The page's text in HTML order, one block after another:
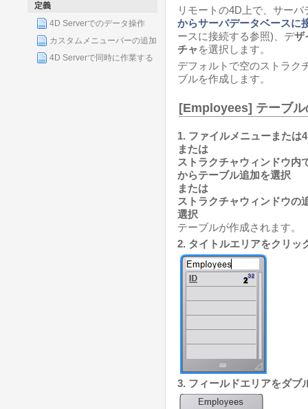
定義
4D Serverでのデータ操作
カスタムメニューバーの追加
4D Serverで同時に作業する
リモートの4D上で、サー
からサーバデータベースに
ースに接続する参照)、デザ
チャ を選択します。
デフォルトで空のストラク
ブルを作成します。
[Employees] テーブル
1. ファイルメニューまたは
または
ストラクチャウィンドウ内
からテーブル追加を選択
または
ストラクチャウィンドウの
選択
テーブルが作成されます。
2. タイトルエリアをクリッ
3. フィールドエリアをダブ